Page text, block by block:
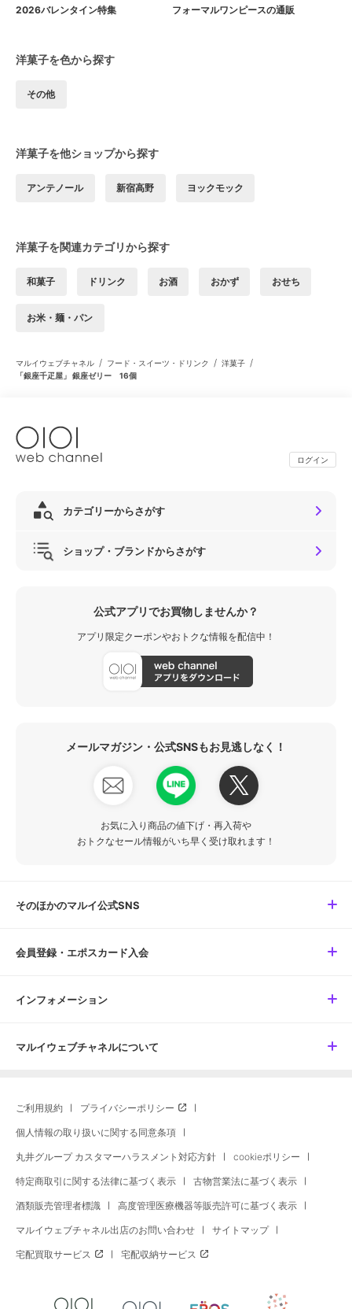
2026バレンタイン特集 フォーマルワンピースの通販
洋菓子を色から探す
その他
洋菓子を他ショップから探す
アンテノール 新宿高野 ヨックモック
洋菓子を関連カテゴリから探す
和菓子 ドリンク お酒 おかず おせち
お米・麺・パン
マルイウェブチャネル / フード・スイーツ・ドリンク / 洋菓子 /
「銀座千疋屋」 銀座ゼリー 16個
ログイン
カテゴリーからさがす
ショップ・ブランドからさがす
公式アプリでお買物しませんか？
アプリ限定クーポンやおトクな情報を配信中！
メールマガジン・公式SNSもお見逃しなく！
お気に入り商品の値下げ・再入荷や
おトクなセール情報がいち早く受け取れます！
そのほかのマルイ公式SNS
会員登録・エポスカード入会
インフォメーション
マルイウェブチャネルについて
ご利用規約 プライバシーポリシー
個人情報の取り扱いに関する同意条項
丸井グループ カスタマーハラスメント対応方針 cookieポリシー
特定商取引に関する法律に基づく表示 古物営業法に基づく表示
酒類販売管理者標識 高度管理医療機器等販売許可に基づく表示
マルイウェブチャネル出店のお問い合わせ サイトマップ
宅配買取サービス 宅配収納サービス